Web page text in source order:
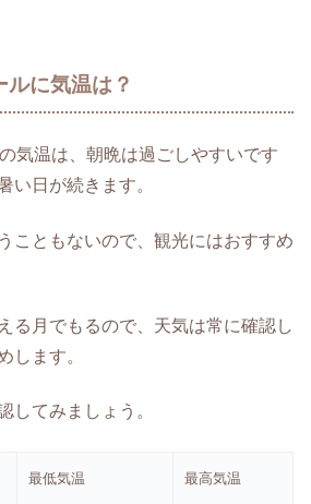
に気温は？
気温は、朝晩は過ごしやすいです
い日が続きます。
こともないので、観光にはおすすめ
る月でもるので、天気は常に確認し
します。
してみましょう。
最低気温 最高気温